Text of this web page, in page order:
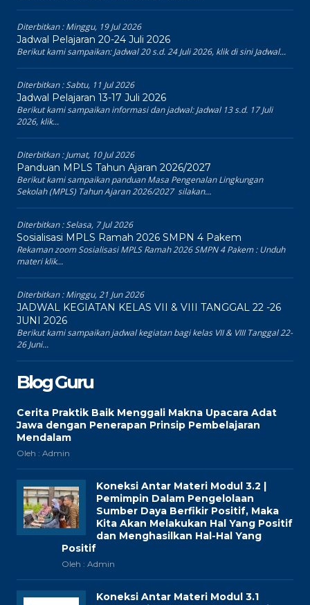
Diterbitkan :Minggu, 19 Jul 2026
Jadwal Pelajaran 20-24 Juli 2026
Berikut kami sampaikan: Jadwal 20 s.d. 24 Juli 2026, klik di sini Jadwal...
Diterbitkan :Sabtu, 11 Jul 2026
Jadwal Pelajaran 13-17 Juli 2026
Berikut kami sampaikan informasi dan jadwal: Jadwal 13 s.d. 17 Juli
2026, klik...
Diterbitkan :Jumat, 10 Jul 2026
Panduan MPLS Tahun Ajaran 2026/2027
Berikut kami sampaikan panduan Masa Pengenalan Lingkungan
Sekolah (MPLS) Tahun Ajaran 2026/2027 silakan...
Diterbitkan :Selasa, 7 Jul 2026
Sosialisasi MPLS Ramah 2026 SMPN 4 Pakem
Rekaman zoom Sosialisasi MPLS Ramah 2026 SMPN 4 Pakem : Unduh
materi klik...
Diterbitkan :Minggu, 21 Jun 2026
JADWAL KEGIATAN KELAS VII & VIII TANGGAL 22 -26
JUNI 2026
Berikut kami sampaikan jadwal kegiatan bagi kelas VII & VIII Tanggal 22-
26 Juni...
Blog Guru
Cerita Praktik Baik Menggali Makna Upacara Adat
Jawa dengan Penerapan Prinsip Pembelajaran
Mendalam
Oleh : Admin
Koneksi Antar Materi Modul 3.2 |
Pemimpin Dalam Pengelolaan
Sumber Daya Berfikir Positif, Maka
Kita Akan Melakukan Hal Yang Positif
dan Menghasilkan Hal-Hal Yang
Positif
Oleh : Admin
Koneksi Antar Materi Modul 3.1